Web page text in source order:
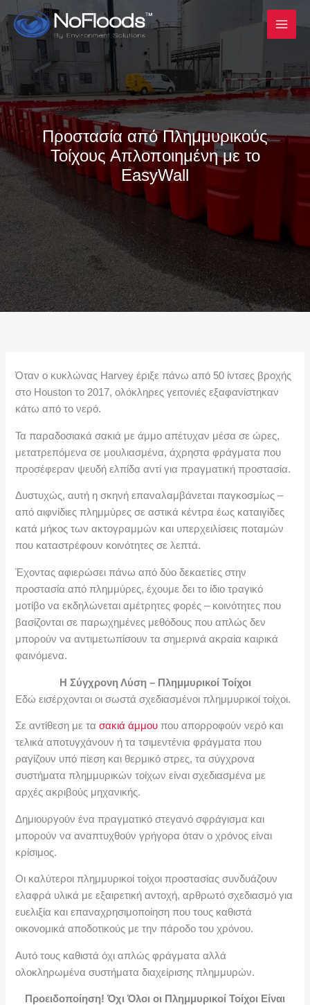
Μετάβαση
στο
περιεχόμενο
Προστασία από Πλημμυρικούς
Τοίχους Απλοποιημένη με το
EasyWall
Όταν ο κυκλώνας Harvey έριξε πάνω από 50 ίντσες βροχής
στο Houston το 2017, ολόκληρες γειτονιές εξαφανίστηκαν
κάτω από το νερό.
Τα παραδοσιακά σακιά με άμμο απέτυχαν μέσα σε ώρες,
μετατρεπόμενα σε μουλιασμένα, άχρηστα φράγματα που
προσέφεραν ψευδή ελπίδα αντί για πραγματική προστασία.
Δυστυχώς, αυτή η σκηνή επαναλαμβάνεται παγκοσμίως –
από αιφνίδιες πλημμύρες σε αστικά κέντρα έως καταιγίδες
κατά μήκος των ακτογραμμών και υπερχειλίσεις ποταμών
που καταστρέφουν κοινότητες σε λεπτά.
Έχοντας αφιερώσει πάνω από δύο δεκαετίες στην
προστασία από πλημμύρες, έχουμε δει το ίδιο τραγικό
μοτίβο να εκδηλώνεται αμέτρητες φορές – κοινότητες που
βασίζονται σε παρωχημένες μεθόδους που απλώς δεν
μπορούν να αντιμετωπίσουν τα σημερινά ακραία καιρικά
φαινόμενα.
Η Σύγχρονη Λύση – Πλημμυρικοί Τοίχοι
Εδώ εισέρχονται οι σωστά σχεδιασμένοι πλημμυρικοί τοίχοι.
Σε αντίθεση με τασακιά άμμου που απορροφούν νερό και
τελικά αποτυγχάνουν ή τα τσιμεντένια φράγματα που
ραγίζουν υπό πίεση και θερμικό στρες, τα σύγχρονα
συστήματα πλημμυρικών τοίχων είναι σχεδιασμένα με
αρχές ακριβούς μηχανικής.
Δημιουργούν ένα πραγματικό στεγανό σφράγισμα και
μπορούν να αναπτυχθούν γρήγορα όταν ο χρόνος είναι
κρίσιμος.
Οι καλύτεροι πλημμυρικοί τοίχοι προστασίας συνδυάζουν
ελαφρά υλικά με εξαιρετική αντοχή, αρθρωτό σχεδιασμό για
ευελιξία και επαναχρησιμοποίηση που τους καθιστά
οικονομικά αποδοτικούς με την πάροδο του χρόνου.
Αυτό τους καθιστά όχι απλώς φράγματα αλλά
ολοκληρωμένα συστήματα διαχείρισης πλημμυρών.
Προειδοποίηση! Όχι Όλοι οι Πλημμυρικοί Τοίχοι Είναι